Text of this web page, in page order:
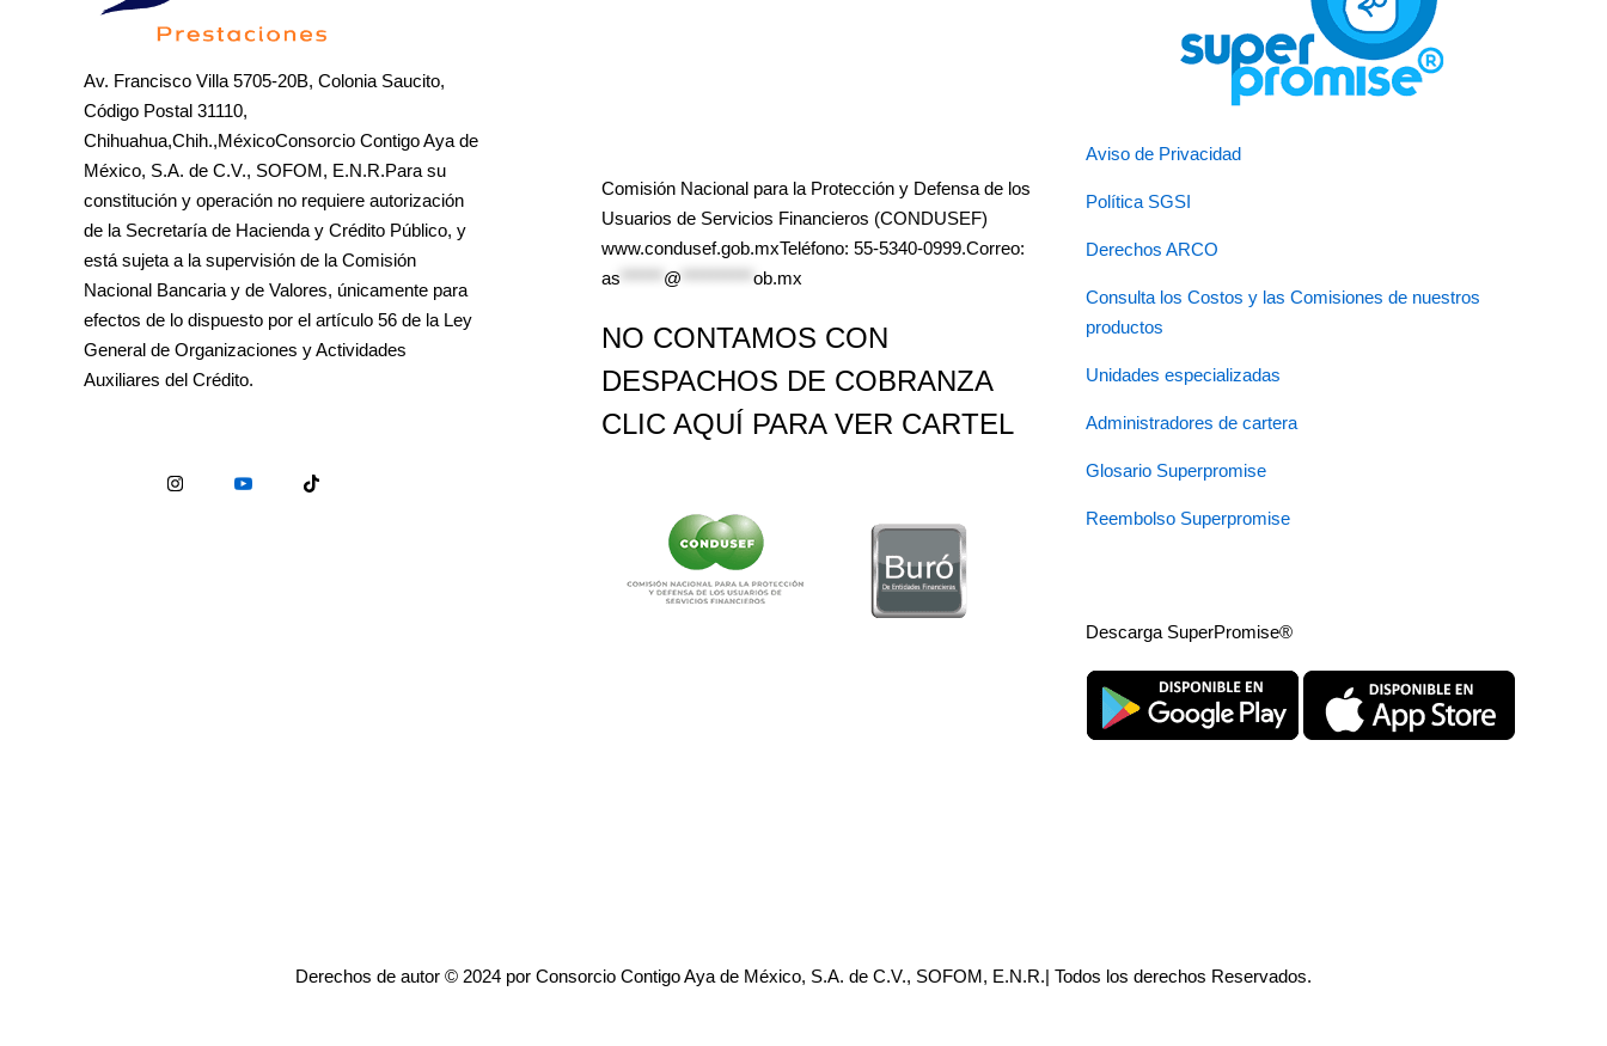
Av. Francisco Villa 5705-20B, Colonia Saucito,
Código Postal 31110,
Chihuahua,Chih.,MéxicoConsorcio Contigo Aya de
México, S.A. de C.V., SOFOM, E.N.R.Para su
constitución y operación no requiere autorización
de la Secretaría de Hacienda y Crédito Público, y
está sujeta a la supervisión de la Comisión
Nacional Bancaria y de Valores, únicamente para
efectos de lo dispuesto por el artículo 56 de la Ley
General de Organizaciones y Actividades
Auxiliares del Crédito.
Comisión Nacional para la Protección y Defensa de los
Usuarios de Servicios Financieros (CONDUSEF)
www.condusef.gob.mxTeléfono: 55-5340-0999.Correo:
as
@ ob.mx
NO CONTAMOS CON
DESPACHOS DE COBRANZA
CLIC AQUÍ PARA VER CARTEL
Aviso de Privacidad
Política SGSI
Derechos ARCO
Consulta los Costos y las Comisiones de nuestros
productos
Unidades especializadas
Administradores de cartera
Glosario Superpromise
Reembolso Superpromise
Descarga SuperPromise®
Derechos de autor © 2024 por Consorcio Contigo Aya de México, S.A. de C.V., SOFOM, E.N.R.| Todos los derechos Reservados.